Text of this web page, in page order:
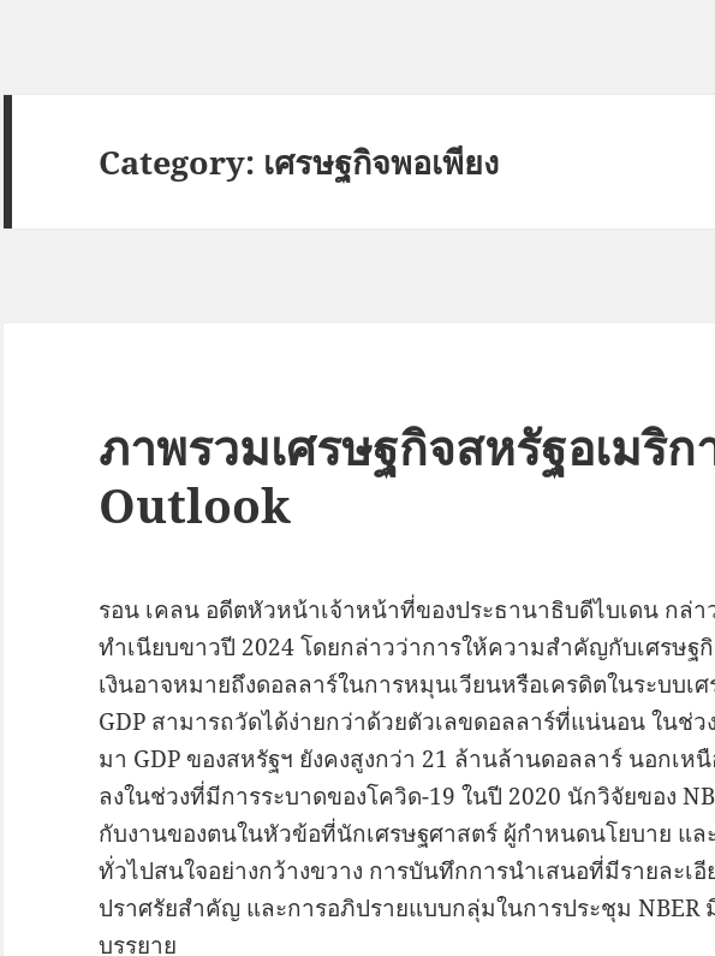
Category: เศรษฐกิจพอเพียง
ภาพรวมเศรษฐกิจสหรัฐอเมริก
Outlook
รอน เคลน อดีตหัวหน้าเจ้าหน้าที่ของประธานาธิบดีไบเดน กล่
ทำเนียบขาวปี 2024 โดยกล่าวว่าการให้ความสำคัญกับเศรษฐ
เงินอาจหมายถึงดอลลาร์ในการหมุนเวียนหรือเครดิตในระบบเ
GDP สามารถวัดได้ง่ายกว่าด้วยตัวเลขดอลลาร์ที่แน่นอน ในช่
มา GDP ของสหรัฐฯ ยังคงสูงกว่า 21 ล้านล้านดอลลาร์ นอกเห
ลงในช่วงที่มีการระบาดของโควิด-19 ในปี 2020 นักวิจัยของ
กับงานของตนในหัวข้อที่นักเศรษฐศาสตร์ ผู้กำหนดนโยบาย แล
ทั่วไปสนใจอย่างกว้างขวาง การบันทึกการนำเสนอที่มีรายละเ
ปราศรัยสำคัญ และการอภิปรายแบบกลุ่มในการประชุม NBER
บรรยาย